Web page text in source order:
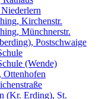
Kirchenstr.
Münchnerstr.
Postschwaige
(Wende)
Ottenhofen
(Kr. Erding), St.